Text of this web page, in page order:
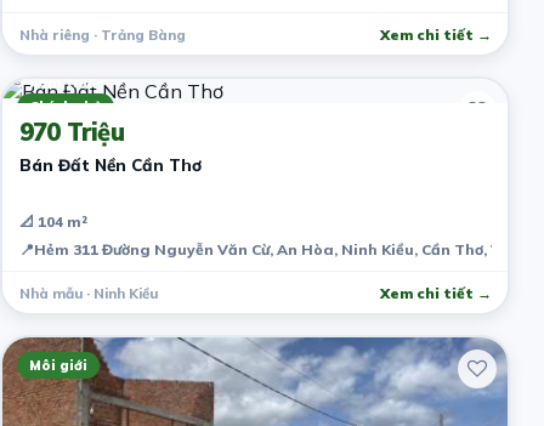
Nhà riêng · Trảng Bàng Xem chi tiết →
Chính chủ
7 năm trước
970 Triệu
Bán Đất Nền Cần Thơ
📐 104 m²
📍Hẻm 311 Đường Nguyễn Văn Cừ, An Hòa, Ninh Kiều, Cần Thơ, Việt
Nhà mẫu · Ninh Kiều Xem chi tiết →
Môi giới